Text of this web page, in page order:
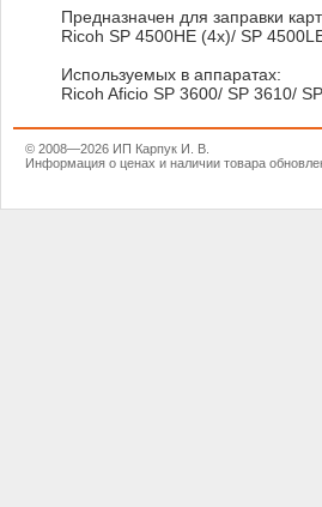
Предназначен для заправки
Ricoh SP 4500HE (4x)/ SP
Используемых в аппаратах:
Ricoh Aficio SP 3600/ SP 3610/
© 2008—2026 ИП Карпук И. В.
Информация о ценах и наличии товара